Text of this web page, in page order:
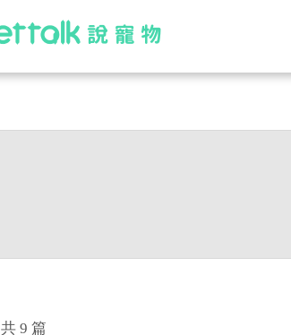
共 9 篇